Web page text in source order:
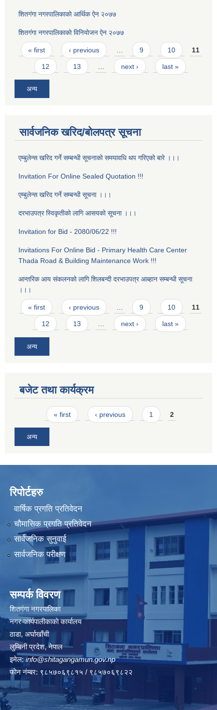
शितगंगा नगरपालिकाकाे आर्थिक ऐन २०७७
शितगंगा नगरपालिकाकाे विनियाेजन ऐन २०७७
Pages
« first ‹ previous 9 10 11
12 13 next › last »
अन्य
सार्वजनिक खरिद/बोलपत्र सूचना
एम्बुलेन्स खरिद गर्ने सम्बन्धी सूचनाको समयावधि थप गरिएको बारे ।।।
Invitation For Online Sealed Quotation !!!
एम्बुलेन्स खरिद गर्ने सम्बन्धी सूचना ।।।
दरभाउपत्र स्विकृतीको लागि आसयको सूचना ।।।
Invitation for Bid - 2080/06/22 !!!
Invitations For Online Bid - Primary Health Care Center
Thada Road & Building Maintenance Work !!!
आन्तरिक आय स‌ंकलनको लागि शिलबन्दी दरभाउपत्र आब्हान सम्बन्धी सूचना
।।।
Pages
« first ‹ previous … 9 10 11
12 13 … next › last »
अन्य
बजेट तथा कार्यक्रम
Pages« first ‹ previous 1 2
अन्य
रिपोर्टहरु
वार्षिक प्रगति प्रतिवेदन
चौमासिक प्रगति प्रतिवेदन
सार्वजनिक सुनुवाई
सार्वजनिक परीक्षण
सम्पर्क विवरण
शितगंगा नगरपालिका
नगर कार्यपालीकाकाे कार्यालय
ठाडा, अर्घाखाँची
लुम्बिनी प्रदेश, नेपाल
इमेल: info@shitagangamun.gov.np
फोन नंम्बर: ९८५७०६९८१५ / ९८५७०६९८२२